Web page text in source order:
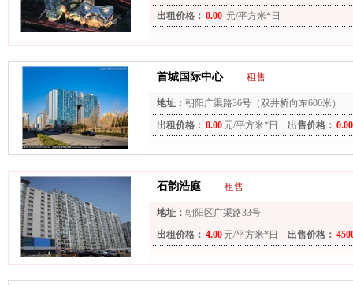
分钟即到
出租价格： 0.00 元/平方米*日
首城国际中心 租售
地址： 朝阳广渠路36号（双井桥向东600米）
出租价格： 0.00 元/平方米*日 出售价格： 0.00
石韵浩庭 租售
地址： 朝阳区广渠路33号
出租价格： 4.00 元/平方米*日 出售价格：